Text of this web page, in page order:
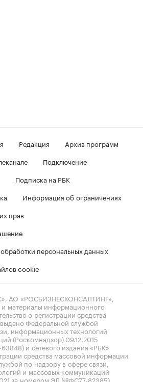
Редакция
Архив программ
Подключение
Подписка на РБК
Информация об ограничениях
прав
персональных данных
cookie
АО «РОСБИЗНЕСКОНСАЛТИНГ»,
и материалы информационного
о регистрации средства
Федеральной службой
информационных технологий
(Роскомнадзор) 09.12.2015
и сетевого издания «РБК»
средства массовой информации
по надзору в сфере связи,
и массовых коммуникаций
за номером ЭЛ №ФС77-82385)